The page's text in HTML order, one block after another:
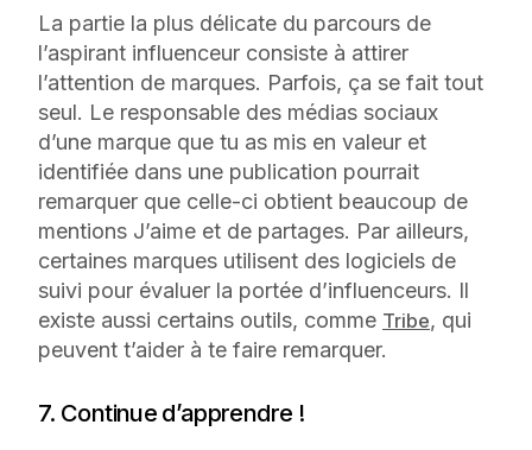
La partie la plus délicate du parcours de
l’aspirant influenceur consiste à attirer
l’attention de marques. Parfois, ça se fait tout
seul. Le responsable des médias sociaux
d’une marque que tu as mis en valeur et
identifiée dans une publication pourrait
remarquer que celle-ci obtient beaucoup de
mentions J’aime et de partages. Par ailleurs,
certaines marques utilisent des logiciels de
suivi pour évaluer la portée d’influenceurs. Il
existe aussi certains outils, comme Tribe, qui
peuvent t’aider à te faire remarquer.
7. Continue d’apprendre !